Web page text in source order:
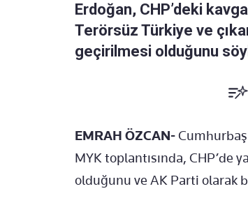
Erdoğan, CHP’deki
Terörsüz Türkiye ve
geçirilmesi olduğunu
EMRAH ÖZCAN-
MYK toplantısında, CHP’de
olduğunu ve AK Parti olarak